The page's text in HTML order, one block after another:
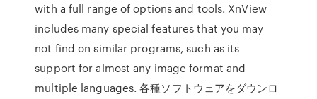
with a full range of options and tools. XnView
includes many special features that you may
not find on similar programs, such as its
support for almost any image format and
multiple languages. 各種ソフトウェアをダウンロ